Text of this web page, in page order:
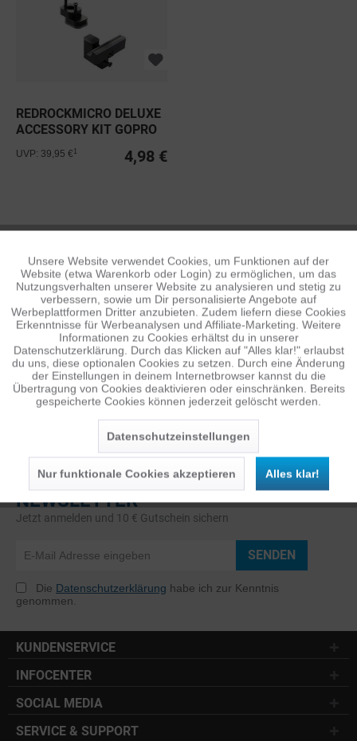
REDROCKMICRO DELUXE
ACCESSORY KIT GOPRO
HERO1 & 2
4,98 €
UVP: 39,95 €
REDROCKMICRO
NEWSLETTER
Jetzt anmelden und 10 € Gutschein sichern
SENDEN
Die Datenschutzerklärung habe ich zur Kenntnis
genommen.
KUNDENSERVICE
INFOCENTER
SOCIAL MEDIA
SERVICE & SUPPORT
Funktionale Aktiv
Tracking Inaktiv
Personalisierung Inaktiv
Service Inaktiv
Unsere Website verwendet Cookies, um Funktionen auf der
Website (etwa Warenkorb oder Login) zu ermöglichen, um das
Nutzungsverhalten unserer Website zu analysieren und stetig zu
verbessern, sowie um Dir personalisierte Angebote auf
Werbeplattformen Dritter anzubieten. Zudem liefern diese Cookies
Erkenntnisse für Werbeanalysen und Affiliate-Marketing. Weitere
Informationen zu Cookies erhältst du in unserer
Datenschutzerklärung. Durch das Klicken auf "Alles klar!" erlaubst
du uns, diese optionalen Cookies zu setzen. Durch eine Änderung
der Einstellungen in deinem Internetbrowser kannst du die
Übertragung von Cookies deaktivieren oder einschränken. Bereits
gespeicherte Cookies können jederzeit gelöscht werden.
Datenschutzeinstellungen
Nur funktionale Cookies akzeptieren Alles klar!